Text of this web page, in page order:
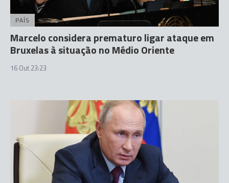
PAÍS
Marcelo considera prematuro ligar ataque em
Bruxelas à situação no Médio Oriente
16 Out 23:23